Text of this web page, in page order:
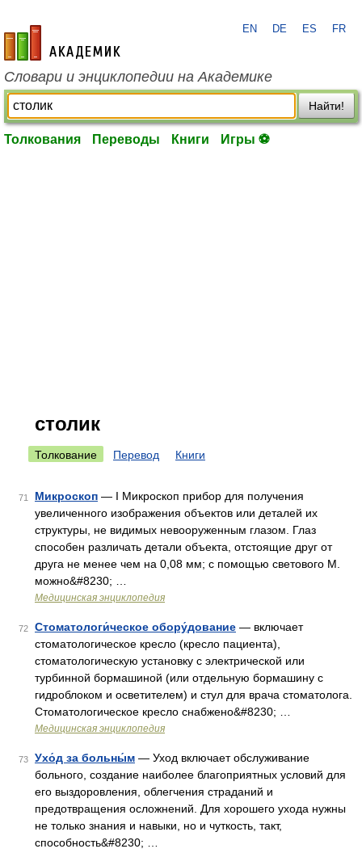
academic.ru
EN DE ES FR
Словари и энциклопедии на Академике
Найти!
Толкования Переводы Книги Игры ⚽
столик
Толкование Перевод Книги
71 Микроскоп — I Микроскоп прибор для получения
увеличенного изображения объектов или деталей их
структуры, не видимых невооруженным глазом. Глаз
способен различать детали объекта, отстоящие друг от
друга не менее чем на 0,08 мм; с помощью светового М.
можно&#8230; …
Медицинская энциклопедия
72 Стоматологи́ческое обору́дование — включает
стоматологическое кресло (кресло пациента),
стоматологическую установку с электрической или
турбинной бормашиной (или отдельную бормашину с
гидроблоком и осветителем) и стул для врача стоматолога.
Стоматологическое кресло снабжено&#8230; …
Медицинская энциклопедия
73 Ухо́д за больны́м — Уход включает обслуживание
больного, создание наиболее благоприятных условий для
его выздоровления, облегчения страданий и
предотвращения осложнений. Для хорошего ухода нужны
не только знания и навыки, но и чуткость, такт,
способность&#8230; …